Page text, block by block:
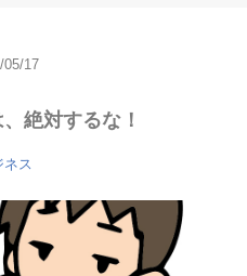
05/17
絶対するな！
ネス